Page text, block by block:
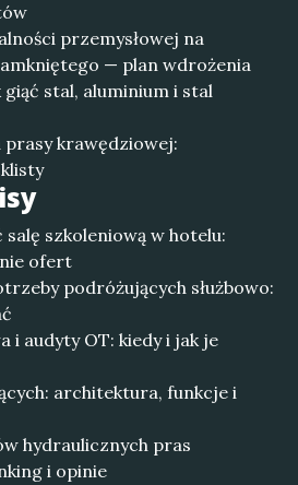
przemysłowej na
— plan wdrożenia
giąć stal, aluminium i stal
krawędziowej:
szkoleniową w hotelu:
ofert
podróżujących służbowo:
i audyty OT: kiedy i jak je
architektura, funkcje i
hydraulicznych pras
i opinie